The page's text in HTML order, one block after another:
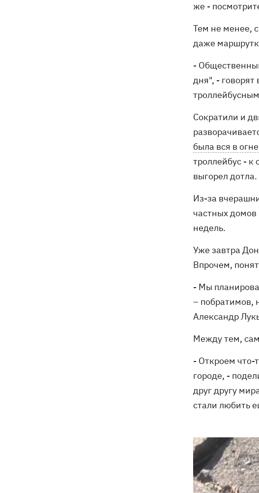
же -
Тем не менее,
даже
-
дня", - говорят
Сократили и
была вся в огне
троллейбус - к
выгорел дотла.
Из-за
частных домов
недель.
Уже завтра
Впрочем,
- Мы
– побратимов,
Александр
Между тем,
- Откроем что-
городе, -
друг другу
стали любить